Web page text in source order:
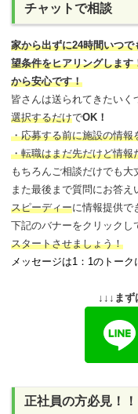
チャットで相談
家から出ずに24時間いつで
望条件をヒアリングします
から安心です！
皆さんは送られてきたいく
選択するだけでOK！
・応募する前に施設の情報
・転職はまだ先だけど情報
もちろんご相談だけでも大
また最後まで質問にお答え
スピーディーに情報提供で
下記のバナーをクリックし
スタートさせましょう！
メッセージは1：1のトー
↓↓↓ま
正社員の方必見！！